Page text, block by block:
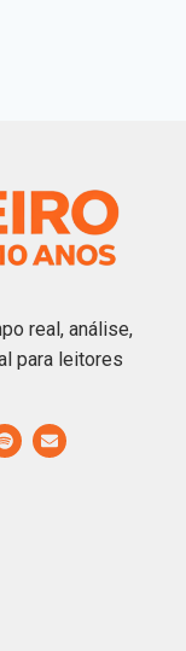
real, análise,
para leitores